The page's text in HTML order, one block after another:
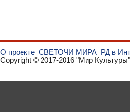
О проекте СВЕТОЧИ МИРА РД в
Copyright © 2017-2016 "Мир Культуры"